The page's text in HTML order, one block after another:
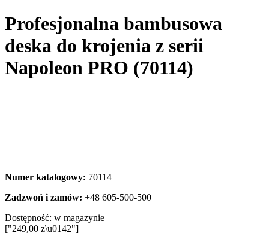
Profesjonalna bambusowa
deska do krojenia z serii
Napoleon PRO (70114)
Numer katalogowy: 70114
Zadzwoń i zamów: +48 605-500-500
Dostępność: w magazynie
["249,00 z\u0142"]